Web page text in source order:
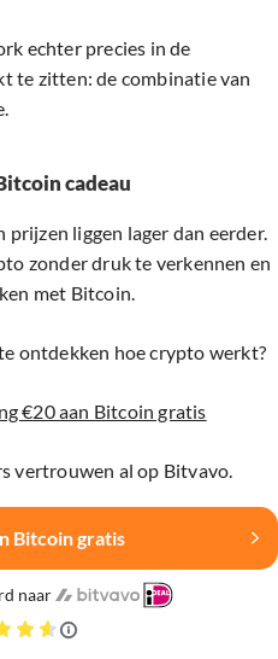
echter precies in de
te zitten: de combinatie van
cadeau
liggen lager dan eerder.
zonder druk te verkennen en
met Bitcoin.
ontdekken hoe crypto werkt?
€20 aan Bitcoin gratis
vertrouwen al op Bitvavo.
Bitcoin gratis
naar